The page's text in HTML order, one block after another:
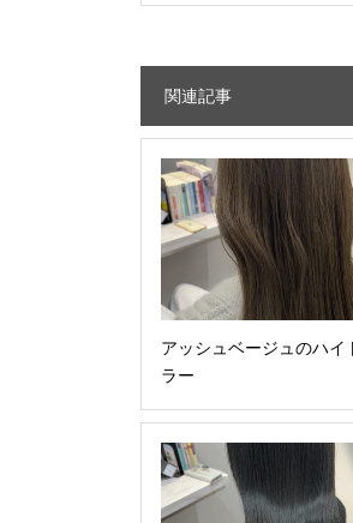
関連記事
アッシュベージュのハイ
ラー